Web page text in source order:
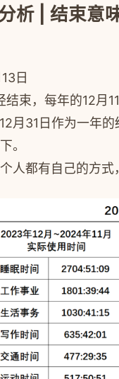
析 | 结束意
日
束，每年的12月
月31日作为一年
。
人都有自己的方